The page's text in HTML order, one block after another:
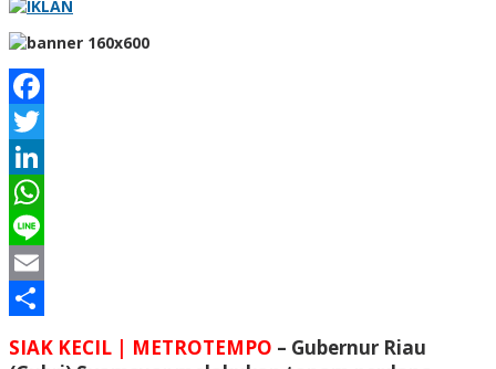
Facebook
Twitter
LinkedIn
WhatsApp
Line
Email
SIAK KECIL | METROTEMPO – Gubernur Riau